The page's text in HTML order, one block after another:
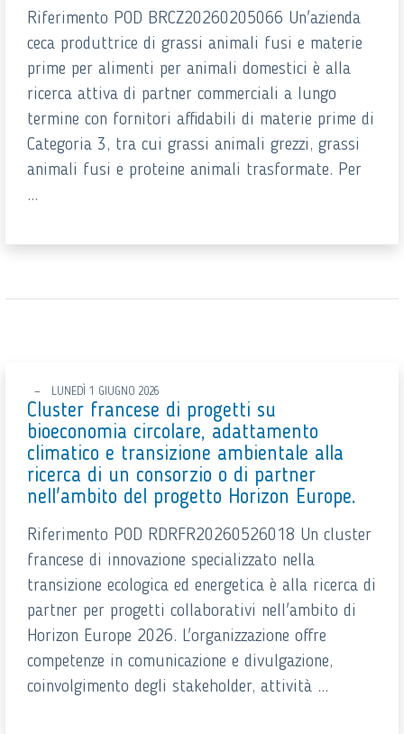
Riferimento POD BRCZ20260205066 Un'azienda
ceca produttrice di grassi animali fusi e materie
prime per alimenti per animali domestici è alla
ricerca attiva di partner commerciali a lungo
termine con fornitori affidabili di materie prime di
Categoria 3, tra cui grassi animali grezzi, grassi
animali fusi e proteine ​​animali trasformate. Per
...
LUNEDÌ 1 GIUGNO 2026
Cluster francese di progetti su
bioeconomia circolare, adattamento
climatico e transizione ambientale alla
ricerca di un consorzio o di partner
nell'ambito del progetto Horizon Europe.
Riferimento POD RDRFR20260526018 Un cluster
francese di innovazione specializzato nella
transizione ecologica ed energetica è alla ricerca di
partner per progetti collaborativi nell'ambito di
Horizon Europe 2026. L'organizzazione offre
competenze in comunicazione e divulgazione,
coinvolgimento degli stakeholder, attività ...